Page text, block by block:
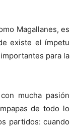
Magallanes, es
existe el ímpetu
para la
mucha pasión
de todo lo
partidos: cuando